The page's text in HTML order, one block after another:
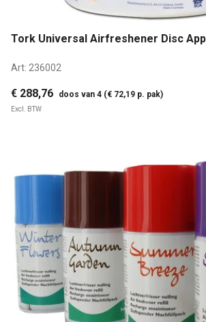
Tork Universal Airfreshener Disc
Art: 236002
€ 288,76 doos van 4 (€ 72,19 p. pak)
Excl. BTW